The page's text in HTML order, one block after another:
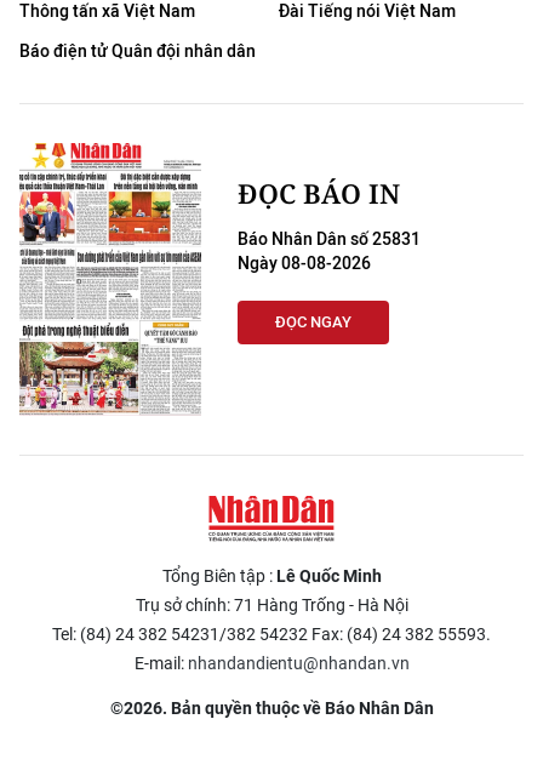
Thông tấn xã Việt Nam
Đài Tiếng nói Việt Nam
Báo điện tử Quân đội nhân dân
ĐỌC BÁO IN
Báo Nhân Dân số 25831
Ngày 08-08-2026
ĐỌC NGAY
Tổng Biên tập :Lê Quốc Minh
Trụ sở chính: 71 Hàng Trống - Hà Nội
Tel: (84) 24 382 54231/382 54232 Fax: (84) 24 382 55593.
E-mail: nhandandientu@nhandan.vn
©2026. Bản quyền thuộc về Báo Nhân Dân